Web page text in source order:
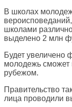
В школах
школами
выделено 2 млн
Будет увеличено
молодежь сможет
рубежом.
Правительство
лица проводили